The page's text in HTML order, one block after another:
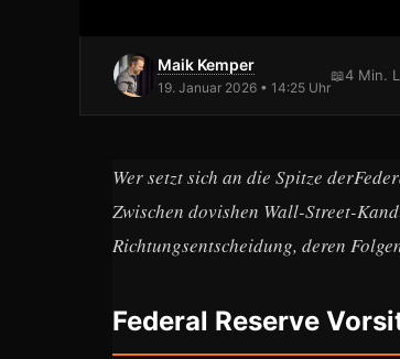
Maik Kemper
19. Januar 2026 • 14:25 Uhr
📖4 Min.
Wer setzt sich an die Spitze
Zwischen dovishen Wall-Street-
Richtungsentscheidung, deren
Federal Reserve